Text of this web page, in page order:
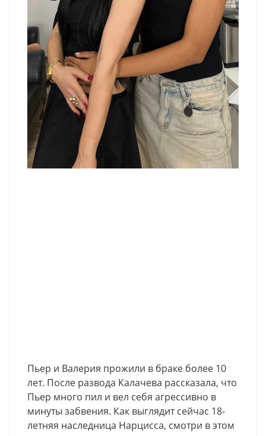
Пьер и Валерия прожили в браке более 10
лет. После развода Калачева рассказала, что
Пьер много пил и вел себя агрессивно в
минуты забвения. Как выглядит сейчас 18-
летняя наследница Нарцисса, смотри в этом